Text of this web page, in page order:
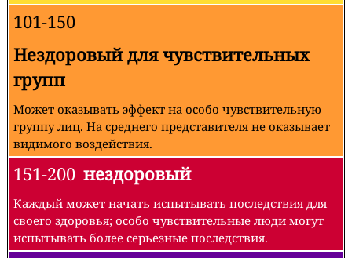
101-150
Нездоровый для чувствительных
групп
Может оказывать эффект на особо чувствительную
группу лиц. На среднего представителя не оказывает
видимого воздействия.
151-200 нездоровый
Каждый может начать испытывать последствия для
своего здоровья; особо чувствительные люди могут
испытывать более серьезные последствия.